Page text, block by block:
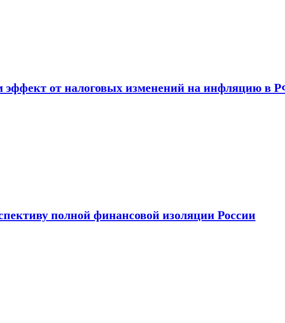
эффект от налоговых изменений на инфляцию в
полной финансовой изоляции России